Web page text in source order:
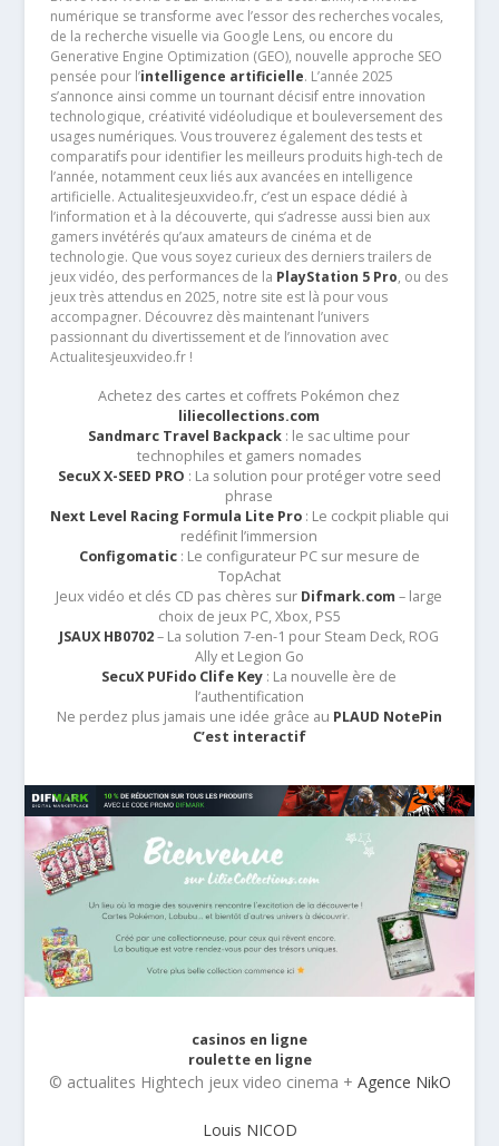
numérique se transforme avec l’essor des recherches vocales,
de la recherche visuelle via Google Lens, ou encore du
Generative Engine Optimization (GEO), nouvelle approche SEO
pensée pour l’intelligence artificielle. L’année 2025
s’annonce ainsi comme un tournant décisif entre innovation
technologique, créativité vidéoludique et bouleversement des
usages numériques. Vous trouverez également des tests et
comparatifs pour identifier les meilleurs produits high-tech de
l’année, notamment ceux liés aux avancées en intelligence
artificielle. Actualitesjeuxvideo.fr, c’est un espace dédié à
l’information et à la découverte, qui s’adresse aussi bien aux
gamers invétérés qu’aux amateurs de cinéma et de
technologie. Que vous soyez curieux des derniers trailers de
jeux vidéo, des performances de la PlayStation 5 Pro, ou des
jeux très attendus en 2025, notre site est là pour vous
accompagner. Découvrez dès maintenant l’univers
passionnant du divertissement et de l’innovation avec
Actualitesjeuxvideo.fr !
Achetez des cartes et coffrets Pokémon chez
liliecollections.com
Sandmarc Travel Backpack : le sac ultime pour
technophiles et gamers nomades
SecuX X-SEED PRO : La solution pour protéger votre seed
phrase
Next Level Racing Formula Lite Pro: Le cockpit pliable qui
redéfinit l’immersion
Configomatic: Le configurateur PC sur mesure de
TopAchat
Jeux vidéo et clés CD pas chères sur Difmark.com – large
choix de jeux PC, Xbox, PS5
JSAUX HB0702– La solution 7-en-1 pour Steam Deck, ROG
Ally et Legion Go
SecuX PUFido Clife Key : La nouvelle ère de
l’authentification
Ne perdez plus jamais une idée grâce au PLAUD NotePin
C’est interactif
casinos en ligne
roulette en ligne
© actualites Hightech jeux video cinema + Agence NikO
Louis NICOD